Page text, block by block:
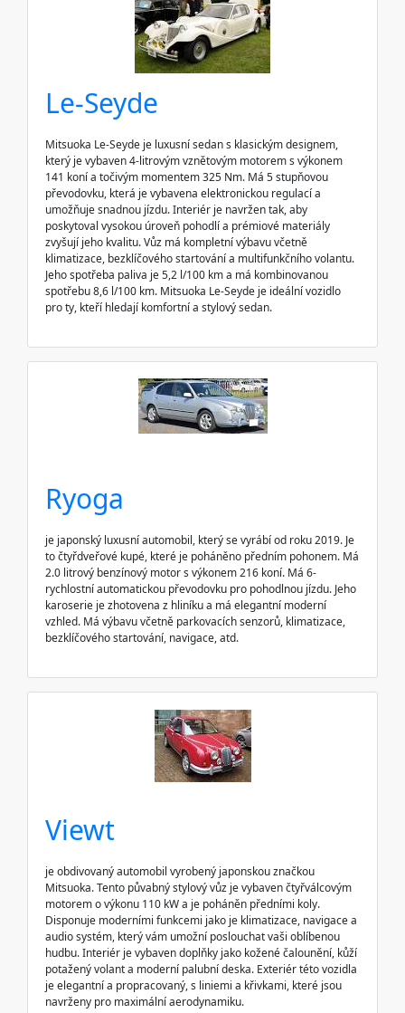
Le-Seyde
Mitsuoka Le-Seyde je luxusní sedan s klasickým designem,
který je vybaven 4-litrovým vznětovým motorem s výkonem
141 koní a točivým momentem 325 Nm. Má 5 stupňovou
převodovku, která je vybavena elektronickou regulací a
umožňuje snadnou jízdu. Interiér je navržen tak, aby
poskytoval vysokou úroveň pohodlí a prémiové materiály
zvyšují jeho kvalitu. Vůz má kompletní výbavu včetně
klimatizace, bezklíčového startování a multifunkčního volantu.
Jeho spotřeba paliva je 5,2 l/100 km a má kombinovanou
spotřebu 8,6 l/100 km. Mitsuoka Le-Seyde je ideální vozidlo
pro ty, kteří hledají komfortní a stylový sedan.
Ryoga
je japonský luxusní automobil, který se vyrábí od roku 2019. Je
to čtyřdveřové kupé, které je poháněno předním pohonem. Má
2.0 litrový benzínový motor s výkonem 216 koní. Má 6-
rychlostní automatickou převodovku pro pohodlnou jízdu. Jeho
karoserie je zhotovena z hliníku a má elegantní moderní
vzhled. Má výbavu včetně parkovacích senzorů, klimatizace,
bezklíčového startování, navigace, atd.
Viewt
je obdivovaný automobil vyrobený japonskou značkou
Mitsuoka. Tento půvabný stylový vůz je vybaven čtyřválcovým
motorem o výkonu 110 kW a je poháněn předními koly.
Disponuje moderními funkcemi jako je klimatizace, navigace a
audio systém, který vám umožní poslouchat vaši oblíbenou
hudbu. Interiér je vybaven doplňky jako kožené čalounění, kůží
potažený volant a moderní palubní deska. Exteriér této vozidla
je elegantní a propracovaný, s liniemi a křivkami, které jsou
navrženy pro maximální aerodynamiku.